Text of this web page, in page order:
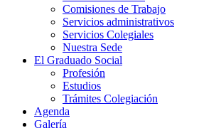
Comisiones de Trabajo
Servicios administrativos
Servicios Colegiales
Nuestra Sede
El Graduado Social
Profesión
Estudios
Trámites Colegiación
Agenda
Galería